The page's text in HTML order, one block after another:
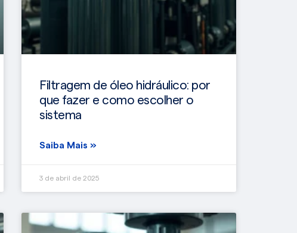
Filtragem de óleo hidráulico: por
que fazer e como escolher o
sistema
Saiba Mais »
3 de abril de 2025